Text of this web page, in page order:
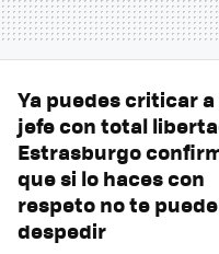
Ya puedes criticar
jefe con total
Estrasburgo
que si lo haces con
respeto no te
despedir